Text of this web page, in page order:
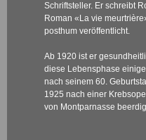
Schriftsteller. Er schreibt
Roman «La vie
posthum veröffentlicht.
Ab 1920 ist er
diese Lebensphase
nach seinem 60.
1925 nach einer
von Montparnasse